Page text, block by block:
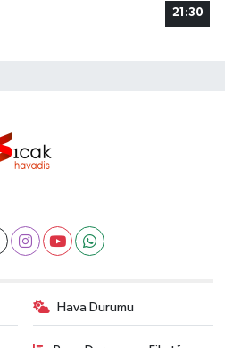
21:30
Hava Durumu